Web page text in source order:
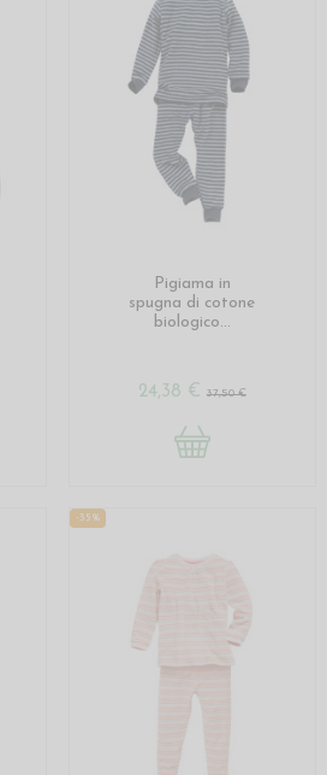
Pigiama in
spugna di cotone
biologico...
24,38 € 37,50 €
-35%